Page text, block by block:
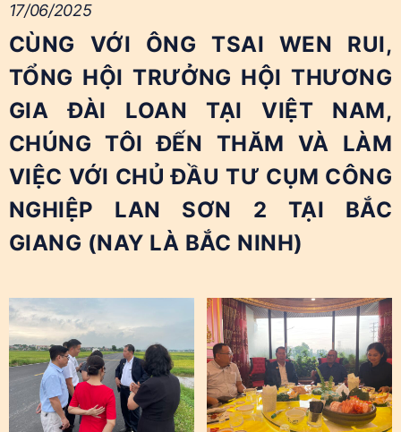
17/06/2025
CÙNG VỚI ÔNG TSAI WEN RUI,
TỔNG HỘI TRƯỞNG HỘI THƯƠNG
GIA ĐÀI LOAN TẠI VIỆT NAM,
CHÚNG TÔI ĐẾN THĂM VÀ LÀM
VIỆC VỚI CHỦ ĐẦU TƯ CỤM CÔNG
NGHIỆP LAN SƠN 2 TẠI BẮC
GIANG (NAY LÀ BẮC NINH)